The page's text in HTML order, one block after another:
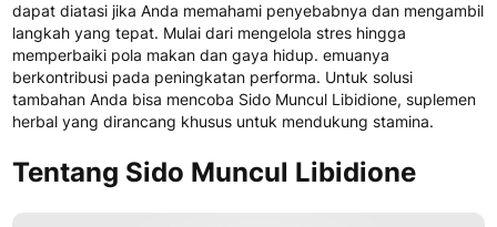
dapat diatasi jika Anda memahami penyebabnya dan mengambil
langkah yang tepat. Mulai dari mengelola stres hingga
memperbaiki pola makan dan gaya hidup. emuanya
berkontribusi pada peningkatan performa. Untuk solusi
tambahan Anda bisa mencoba Sido Muncul Libidione, suplemen
herbal yang dirancang khusus untuk mendukung stamina.
Tentang Sido Muncul Libidione